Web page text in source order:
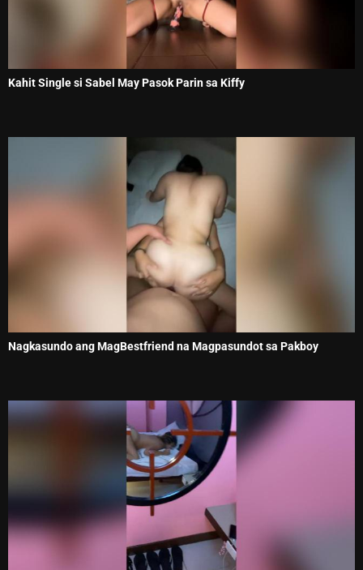
Kahit Single si Sabel May Pasok Parin sa Kiffy
Nagkasundo ang MagBestfriend na Magpasundot sa Pakboy